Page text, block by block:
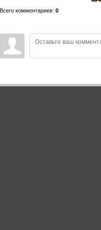
Всего комментариев: 0